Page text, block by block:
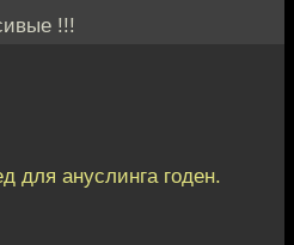
!!!
для ануслинга годен.